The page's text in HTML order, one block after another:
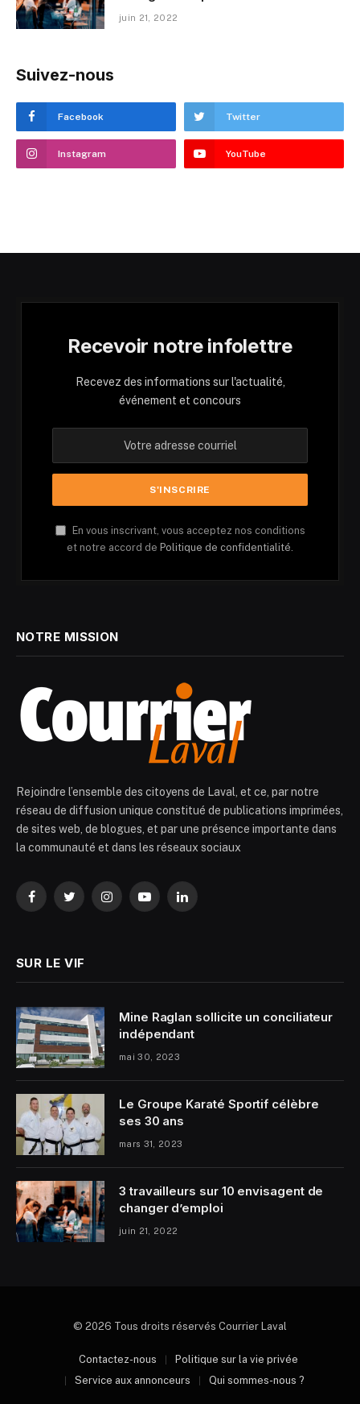
juin 21, 2022
Suivez-nous
Facebook Twitter
Instagram YouTube
Recevoir notre infolettre
Recevez des informations sur l'actualité,
événement et concours
En vous inscrivant, vous acceptez nos conditions
et notre accord de Politique de confidentialité.
NOTRE MISSION
Rejoindre l’ensemble des citoyens de Laval, et ce, par notre
réseau de diffusion unique constitué de publications imprimées,
de sites web, de blogues, et par une présence importante dans
la communauté et dans les réseaux sociaux
FacebookTwitterInstagramYouTubeLinkedIn
SUR LE VIF
Mine Raglan sollicite un conciliateur
indépendant
mai 30, 2023
Le Groupe Karaté Sportif célèbre
ses 30 ans
mars 31, 2023
3 travailleurs sur 10 envisagent de
changer d’emploi
juin 21, 2022
© 2026 Tous droits réservés Courrier Laval
Contactez-nous
Politique sur la vie privée
Service aux annonceurs
Qui sommes-nous ?